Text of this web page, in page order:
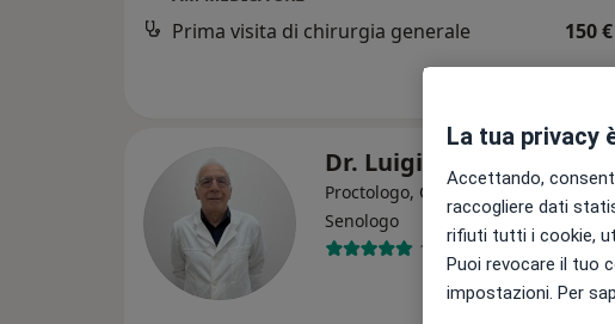
Prima visita di chirurgia generale 150 €
Dr. Luigi Battistella
Proctologo, Chirurgo generale,
Senologo
13 recensioni
La tua privacy
Accettando,
raccogliere dati
rifiuti tutti i cookie,
Puoi revocare il tuo
impostazioni. Per